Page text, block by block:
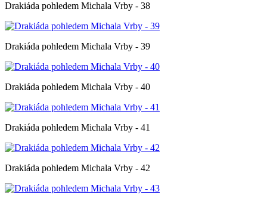
Drakiáda pohledem Michala Vrby - 38
Drakiáda pohledem Michala Vrby - 39
Drakiáda pohledem Michala Vrby - 40
Drakiáda pohledem Michala Vrby - 41
Drakiáda pohledem Michala Vrby - 42